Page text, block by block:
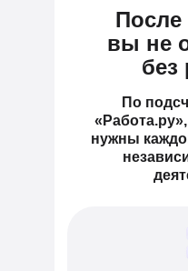
По
нужны
После
вы не
без